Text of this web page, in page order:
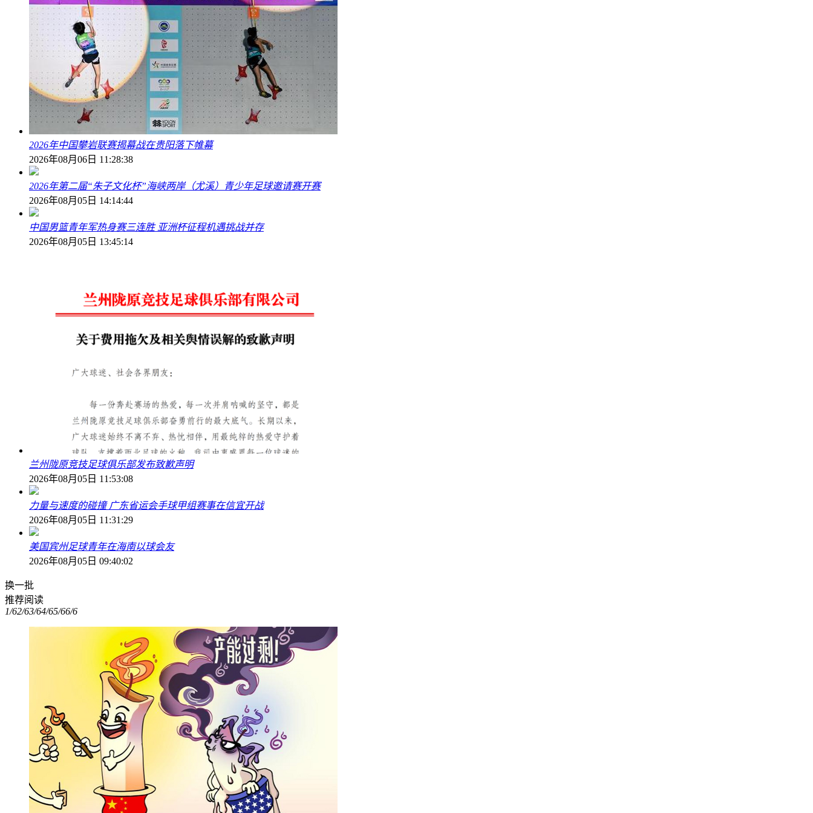
2026年中国攀岩联赛揭幕战在贵阳落下帷幕
2026年08月06日 11:28:38
2026年第二届“朱子文化杯”海峡两岸（尤溪）青少年足球邀请赛开赛
2026年08月05日 14:14:44
中国男篮青年军热身赛三连胜 亚洲杯征程机遇挑战并存
2026年08月05日 13:45:14
兰州陇原竞技足球俱乐部发布致歉声明
2026年08月05日 11:53:08
力量与速度的碰撞 广东省运会手球甲组赛事在信宜开战
2026年08月05日 11:31:29
美国宾州足球青年在海南以球会友
2026年08月05日 09:40:02
换一批
推荐阅读
1/62/63/64/65/66/6